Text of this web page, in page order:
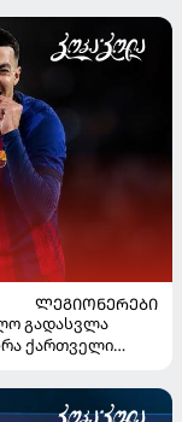
ᲚᲔᲒᲘᲝᲜᲔᲠᲔᲑᲘ
გადასვლა
ქართველი